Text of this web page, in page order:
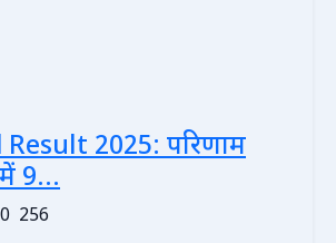
2025: परिणाम
9...
0 256